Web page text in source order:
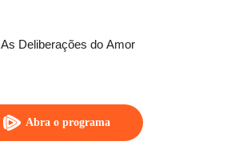
Abra o programa
As Deliberações do Amor